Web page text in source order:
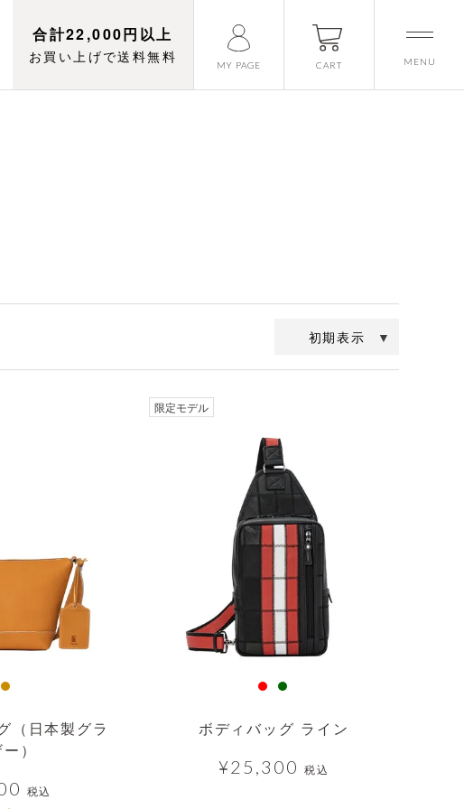
合計22,000円以上
お買い上げで送料無料
MY PAGE CART MENU
初期表示
（日本製グラ
）
税込
限定モデル
ボディバッグ ライン
¥25,300 税込